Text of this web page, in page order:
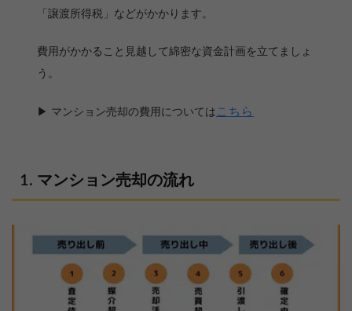
「譲渡所得税」などがかかります。
費用がかかること見越して綿密な資金計画を立てましょ
う。
▶ マンション売却の費用については こちら
マンション売却の流れ